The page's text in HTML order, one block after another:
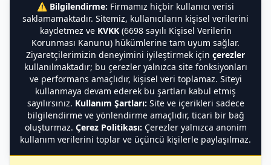
⚠️ Bilgilendirme: Firmamız hiçbir kullanıcı verisi
saklamamaktadır. Sitemiz, kullanıcıların kişisel verilerini
kaydetmez ve KVKK(6698 sayılı Kişisel Verilerin
Korunması Kanunu) hükümlerine tam uyum sağlar.
Ziyaretçilerimizin deneyimini iyileştirmek için çerezler
kullanılmaktadır; bu çerezler yalnızca site fonksiyonları
ve performans amaçlıdır, kişisel veri toplamaz. Siteyi
kullanmaya devam ederek bu şartları kabul etmiş
sayılırsınız. Kullanım Şartları: Site ve içerikleri sadece
bilgilendirme ve yönlendirme amaçlıdır, ticari bir bağ
oluşturmaz. Çerez Politikası: Çerezler yalnızca anonim
kullanım verilerini toplar ve üçüncü kişilerle paylaşılmaz.